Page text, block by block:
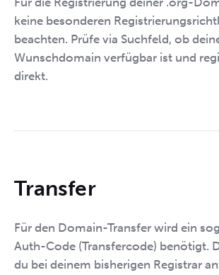
keine besonderen
beachten. Prüfe via Suchfeld, ob
Wunschdomain verfügbar ist und
direkt.
Transfer
Für den Domain-Transfer wird ein
Auth-Code (Transfercode) benötigt.
du bei deinem bisherigen Registrar